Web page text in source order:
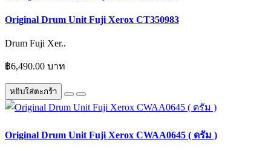
Original Drum Unit Fuji Xerox CT350983
Drum Fuji Xer..
฿6,490.00 บาท
หยิบใส่ตะกร้า
Original Drum Unit Fuji Xerox CWAA0645 ( ดรัม )